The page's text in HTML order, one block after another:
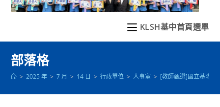
KLSH基中首頁選單
部落格
> 2025 年 > 7 月 > 14 日 > 行政單位 > 人事室 > [教師甄選]國立基隆高